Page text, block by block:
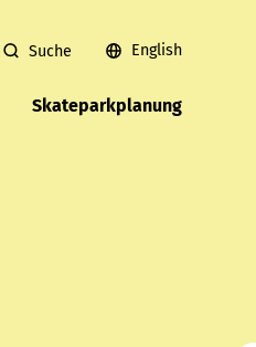
Skateparkplanung
Suche English